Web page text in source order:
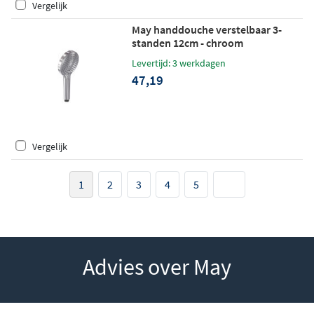
Vergelijk
May handdouche verstelbaar 3-
standen 12cm - chroom
Levertijd: 3 werkdagen
47,19
Vergelijk
1 2 3 4 5
Advies over May